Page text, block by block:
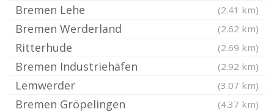
Bremen Lehe (2.41 km)
Bremen Werderland (2.62 km)
Ritterhude (2.69 km)
Bremen Industriehäfen (2.92 km)
Lemwerder (3.07 km)
Bremen Gröpelingen (4.37 km)